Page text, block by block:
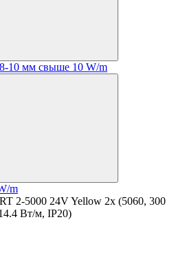
10 мм свыше 10 W/m
m
2-5000 24V Yellow 2x (5060, 300
Вт/м, IP20)